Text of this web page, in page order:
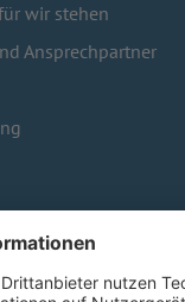
wir stehen
Ansprechpartner
SEITEN